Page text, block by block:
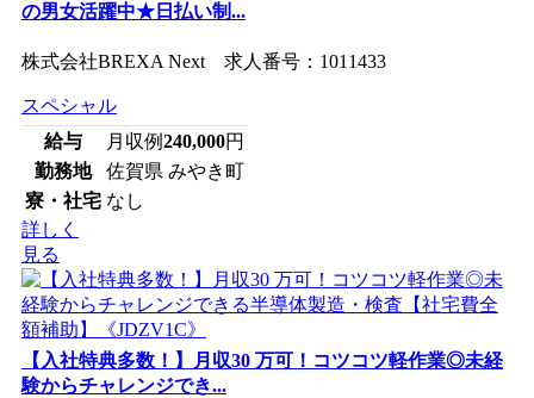
の男女活躍中★日払い制...
株式会社BREXA Next 求人番号：1011433
スペシャル
給与
月収例240,000円
勤務地
佐賀県 みやき町
寮・社宅 なし
詳しく
見る
【入社特典多数！】月収30 万可！コツコツ軽作業◎未経
験からチャレンジでき...